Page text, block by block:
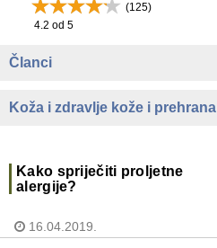
(125)
4.2 od 5
Članci
Koža i zdravlje kože i prehrana
Kako spriječiti proljetne
alergije?
16.04.2019.